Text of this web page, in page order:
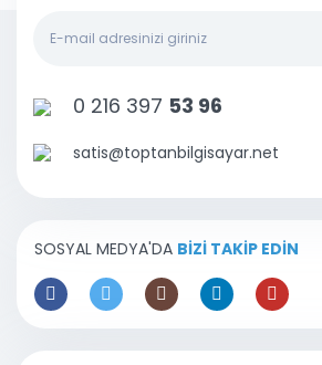
0 216 397 53 96
satis@toptanbilgisayar.net
SOSYAL MEDYA'DA BİZİ TAKİP EDİN